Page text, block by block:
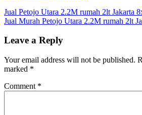
Post
navigation
Jual Petojo Utara 2.2M rumah 2lt Jakarta
Jual Murah Petojo Utara 2.2M rumah 2lt
Leave a Reply
Your email address will not be published.
marked *
Comment *